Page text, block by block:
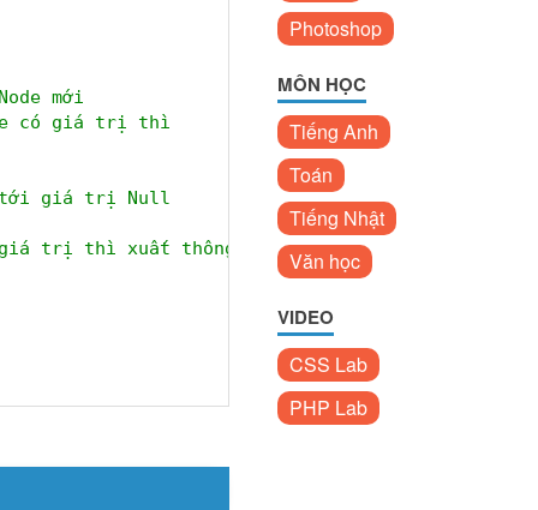
mới
có giá trị thì
tới giá trị Null
giá trị thì xuất thông tin
Photoshop
MÔN HỌC
Tiếng Anh
Toán
Tiếng Nhật
Văn học
VIDEO
CSS Lab
PHP Lab